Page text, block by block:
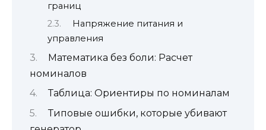
границ
Напряжение питания и
управления
Математика без боли: Расчет
номиналов
Таблица: Ориентиры по номиналам
Типовые ошибки, которые убивают